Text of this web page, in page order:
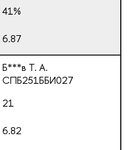
41%
6.87
Б***в Т. А.
СПБ251ББИ027
21
6.82